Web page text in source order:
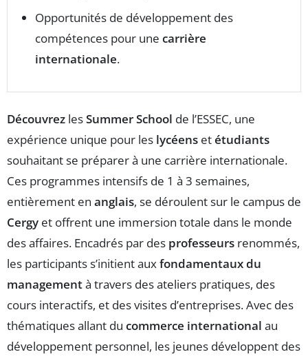
Opportunités de développement des
compétences pour une carrière
internationale.
Découvrez lesSummer School de l’ESSEC, une
expérience unique pour les lycéens etétudiants
souhaitant se préparer à une carrière internationale.
Ces programmes intensifs de 1 à 3 semaines,
entièrement en anglais, se déroulent sur le campus de
Cergy et offrent une immersion totale dans le monde
des affaires. Encadrés par des professeurs renommés,
les participants s’initient auxfondamentaux du
managementà travers des ateliers pratiques, des
cours interactifs, et des visites d’entreprises. Avec des
thématiques allant du commerce international au
développement personnel, les jeunes développent des